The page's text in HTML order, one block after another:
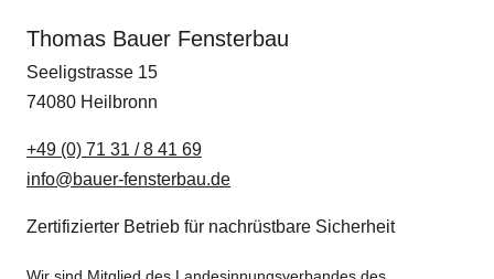
Thomas Bauer Fensterbau
Seeligstrasse 15
74080 Heilbronn
+49 (0) 71 31 / 8 41 69
info@bauer-fensterbau.de
Zertifizierter Betrieb für nachrüstbare Sicherheit
Wir sind Mitglied des Landesinnungsverbandes des